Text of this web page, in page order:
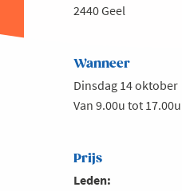
2440 Geel
Wanneer
Dinsdag 14 oktober
Van 9.00u tot 17.00u
Prijs
Leden: